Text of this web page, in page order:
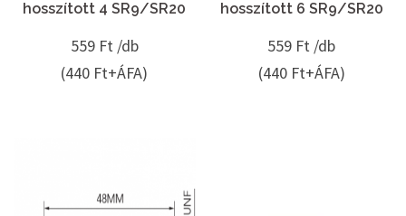
hosszított 4 SR9/SR20
559 Ft /db
(440 Ft+ÁFA)
hosszított 6 SR9/SR20
559 Ft /db
(440 Ft+ÁFA)